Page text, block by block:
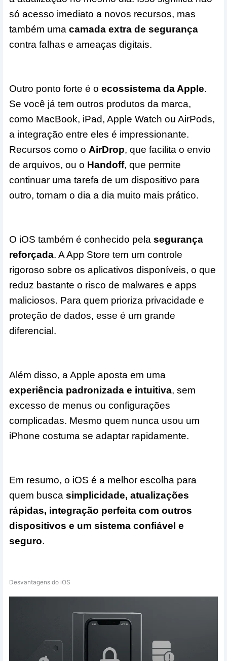
só acesso imediato a novos recursos, mas
também umacamada extra de segurança
contra falhas e ameaças digitais.
Outro ponto forte é oecossistema da Apple.
Se você já tem outros produtos da marca,
como MacBook, iPad, Apple Watch ou AirPods,
a integração entre eles é impressionante.
Recursos como o AirDrop, que facilita o envio
de arquivos, ou o Handoff, que permite
continuar uma tarefa de um dispositivo para
outro, tornam o dia a dia muito mais prático.
O iOS também é conhecido pelasegurança
reforçada. A App Store tem um controle
rigoroso sobre os aplicativos disponíveis, o que
reduz bastante o risco de malwares e apps
maliciosos. Para quem prioriza privacidade e
proteção de dados, esse é um grande
diferencial.
Além disso, a Apple aposta em uma
experiência padronizada e intuitiva, sem
excesso de menus ou configurações
complicadas. Mesmo quem nunca usou um
iPhone costuma se adaptar rapidamente.
Em resumo, o iOS é a melhor escolha para
quem buscasimplicidade, atualizações
rápidas, integração perfeita com outros
dispositivos e um sistema confiável e
seguro.
Desvantagens do iOS